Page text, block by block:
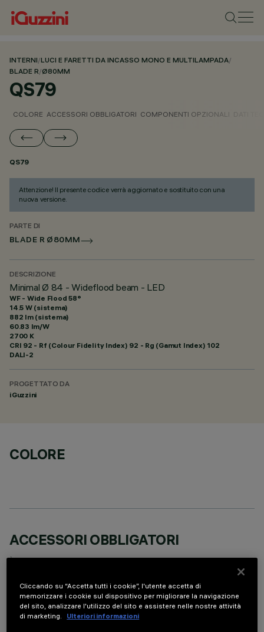
INTERNI/LUCI E FARETTI DA INCASSO MONO E MULTILAMPADA/
BLADE R/Ø80MM
QS79
COLORE ACCESSORI OBBLIGATORI COMPONENTI OPZIONALI
QS79
Attenzione! Il presente codice verrà aggiornato e sostituito con una
nuova versione.
PARTE DI
BLADE R Ø80MM
DESCRIZIONE
Minimal Ø 84 - Wideflood beam - LED
WF - Wide Flood 58°
14.5 W (sistema)
882 lm (sistema)
60.83 lm/W
2700 K
CRI 92 - Rf (Colour Fidelity Index) 92 - Rg (Gamut Index) 102
DALI-2
PROGETTATO DA
iGuzzini
COLORE
ACCESSORI OBBLIGATORI
È necessario ordinare uno degli accessori obbligatori per installare e utilizzare correttamente il
Cliccando su “Accetta tutti i cookie”, l'utente accetta di
memorizzare i cookie sul dispositivo per migliorare la navigazione
del sito, analizzare l'utilizzo del sito e assistere nelle nostre attività
di marketing. Ulteriori informazioni